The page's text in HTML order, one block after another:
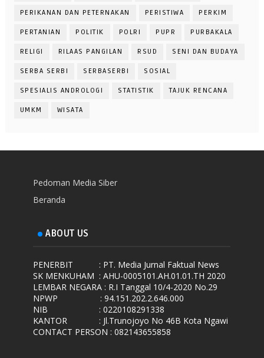
PERIKANAN DAN PETERNAKAN PERISTIWA PERKIM
PERTANIAN POLITIK POLRI PUPR PURBAKALA
RELIGI RILAAS PANGILAN RSUD SENI DAN BUDAYA
SERBA SERBI SERBASERBI SOSIAL
SPESIALIS ANDROLOGI STATISTIK TAJUK RENCANA
UMKM WISATA
Pedoman Media Siber
Beranda
ABOUT US
PENERBIT
: PT. Media Jurnal Faktual News
SK MENKUHAM : AHU-0005101.AH.01.01.TH 2020
LEMBAR NEGARA : R.I Tanggal 10/4-2020 No.29
NPWP
: 94.151.202.2.646.000
NIB
: 0220108291338
KANTOR
: Jl.Trunojoyo No 46B Kota Ngawi
CONTACT PERSON : 082143655858